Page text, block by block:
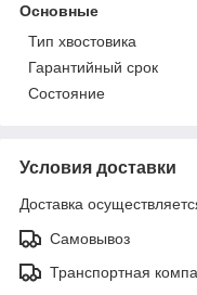
Основные
Тип хвостовика
Гарантийный срок
Состояние
Условия доставки
Доставка
Самовывоз
Транспортная